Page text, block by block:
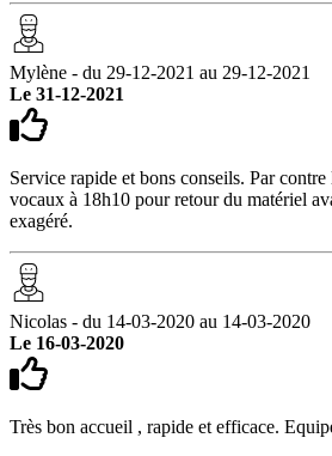
Mylène - du 29-12-2021 au 29-12-2021
Le 31-12-2021
Service rapide et bons conseils. Par contre
vocaux à 18h10 pour retour du matériel
exagéré.
Nicolas - du 14-03-2020 au 14-03-2020
Le 16-03-2020
Très bon accueil , rapide et efficace.